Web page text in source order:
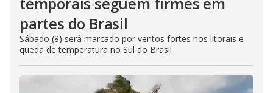
partes do Brasil
Sábado (8) será marcado por ventos fortes nos litorais e
queda de temperatura no Sul do Brasil